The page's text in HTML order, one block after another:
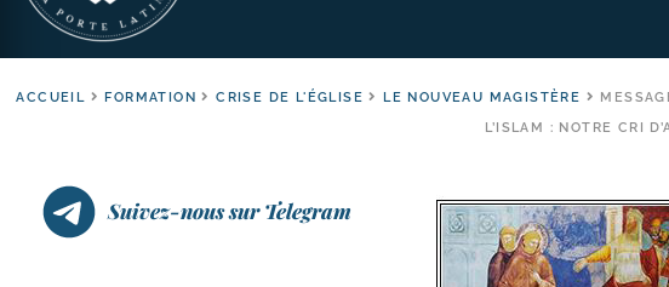
ACCUEIL FORMATION CRISE DE L'ÉGLISE LE NOUVEAU MAGISTÈRE
L’ISLAM : NOTRE CRI
Suivez-nous sur Telegram